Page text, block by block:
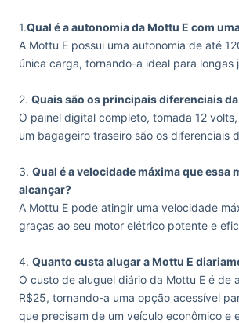
1.Qual é a autonomia da Mottu E com
A Mottu E possui uma autonomia de até
única carga, tornando-a ideal para longas
2. Quais são os principais diferenciais
O painel digital completo, tomada 12
um bagageiro traseiro são os diferenciais
3. Qual é a velocidade máxima que essa
alcançar?
A Mottu E pode atingir uma velocidade
graças ao seu motor elétrico potente e
4. Quanto custa alugar a Mottu E
O custo de aluguel diário da Mottu E é de
R$25, tornando-a uma opção acessível
que precisam de um veículo econômico e